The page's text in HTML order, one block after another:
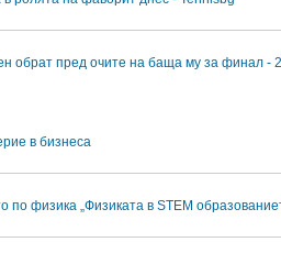
обрат пред очите на баща му за финал -
в бизнеса
физика „Физиката в STEM